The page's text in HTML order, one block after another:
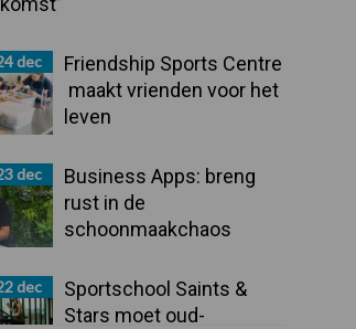
dec
Friendship Sports Centre
maakt vrienden voor het
leven
dec
Business Apps: breng
rust in de
schoonmaakchaos
dec
Sportschool Saints &
Stars moet oud-